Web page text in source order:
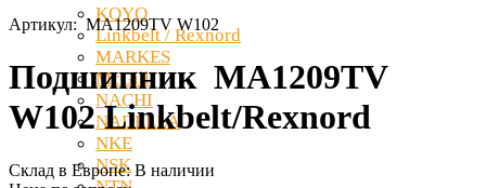
KOYO
Linkbelt / Rexnord
MARKES
McGill
NACHI
NADELLA
NKE
NSK
Артикул:MA1209TV W102
Подшипник MA1209TV
W102 Linkbelt/Rexnord
Склад в Европе:В наличии